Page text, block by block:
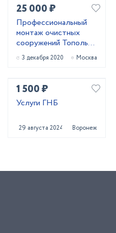
25 000 ₽
Профессиональный
монтаж очистных
сооружений Тополь
зимой
3 декабря 2020 Москва
1 500 ₽
Услуги ГНБ
29 августа 2024 Воронеж